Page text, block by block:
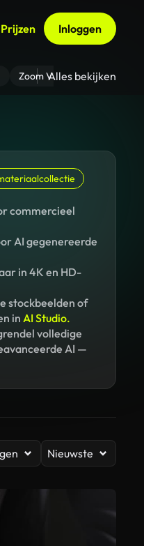
Prijzen Inloggen
Zoom Virtuele
Alles bekijken
commercieel
AI gegenereerde
in 4K en HD-
stockbeelden of
in AI Studio.
volledige
AI —
Nieuwste